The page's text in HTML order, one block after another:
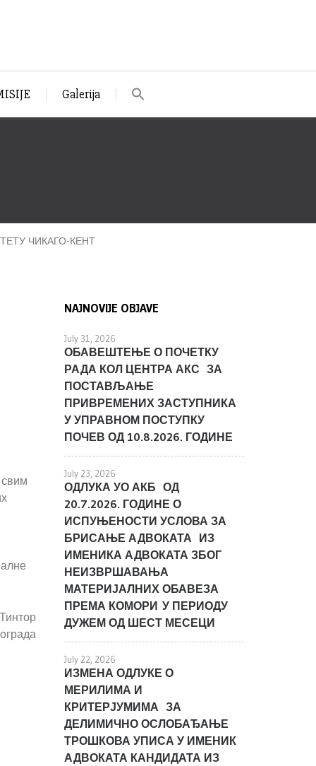
Galerija
ЧИКАГО-КЕНТ
NAJNOVIJE OBJAVE
July 31, 2026
ОБАВЕШТЕЊЕ О ПОЧЕТКУ
РАДА КОЛ ЦЕНТРА АКС ЗА
ПОСТАВЉАЊЕ
ПРИВРЕМЕНИХ ЗАСТУПНИКА
У УПРАВНОМ ПОСТУПКУ
ПОЧЕВ ОД 10.8.2026. ГОДИНЕ
July 23, 2026
ОДЛУКА УО АКБ ОД
20.7.2026. ГОДИНЕ О
ИСПУЊЕНОСТИ УСЛОВА ЗА
БРИСАЊЕ АДВОКАТА ИЗ
ИМЕНИКА АДВОКАТА ЗБОГ
НЕИЗВРШАВАЊА
МАТЕРИЈАЛНИХ ОБАВЕЗА
ПРЕМА КОМОРИ У ПЕРИОДУ
ДУЖЕМ ОД ШЕСТ МЕСЕЦИ
July 22, 2026
ИЗМЕНА ОДЛУКЕ О
МЕРИЛИМА И
КРИТЕРЈУМИМА ЗА
ДЕЛИМИЧНО ОСЛОБАЂАЊЕ
ТРОШКОВА УПИСА У ИМЕНИК
АДВОКАТА КАНДИДАТА ИЗ